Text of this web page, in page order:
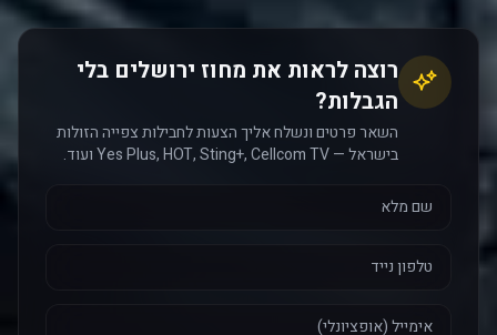
רוצה לראות את מחוז ירושלים בלי
הגבלות?
השאר פרטים ונשלח אליך הצעות לחבילות צפייה הזולות
בישראל — Yes Plus, HOT, Sting+, Cellcom TV ועוד.